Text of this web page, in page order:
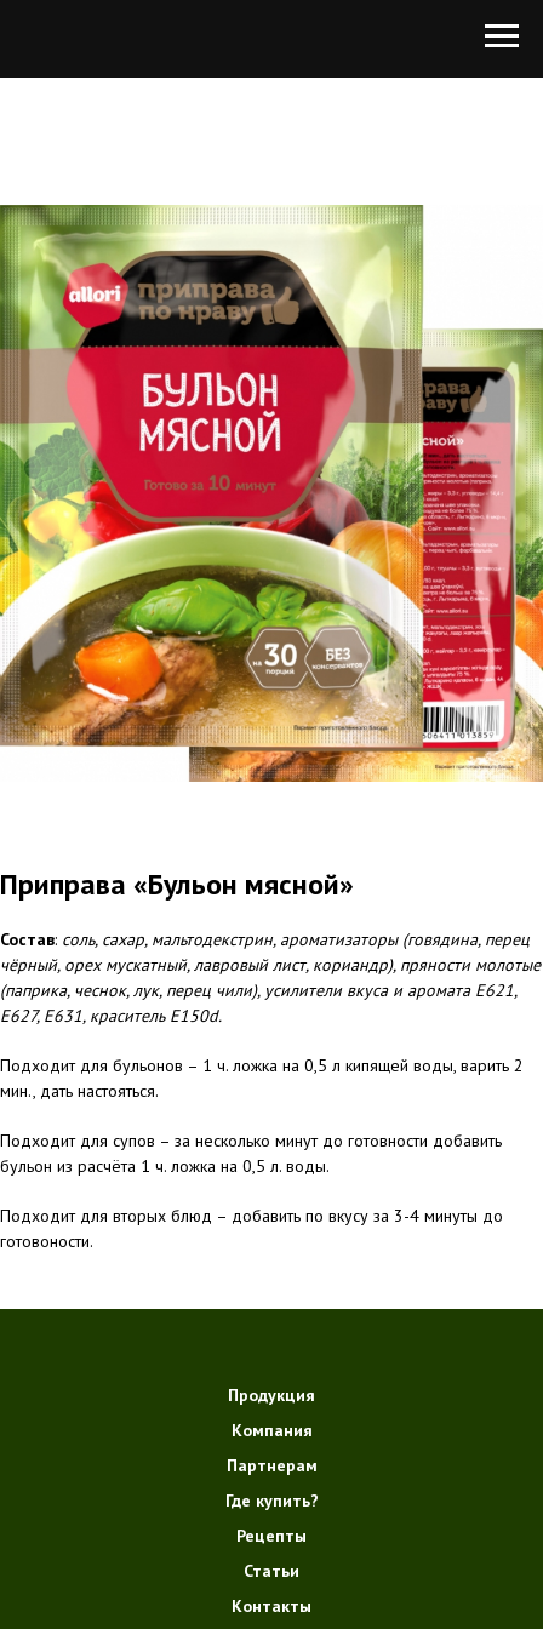
Приправа «Бульон мясной»
Состав: соль, сахар, мальтодекстрин, ароматизаторы (говядина, перец
чёрный, орех мускатный, лавровый лист, кориандр), пряности молотые
(паприка, чеснок, лук, перец чили), усилители вкуса и аромата Е621,
Е627, Е631,краситель Е150d.
Подходит для бульонов – 1 ч. ложка на 0,5 л кипящей воды, варить 2
мин., дать настояться.
Подходит для супов – за несколько минут до готовности добавить
бульон из расчёта 1 ч. ложка на 0,5 л. воды.
Подходит для вторых блюд – добавить по вкусу за 3-4 минуты до
готовоности.
Продукция
Компания
Партнерам
Где купить?
Рецепты
Статьи
Контакты